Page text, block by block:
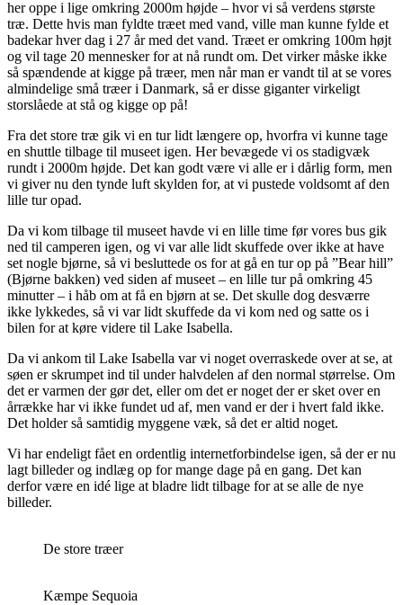
her oppe i lige omkring 2000m højde – hvor vi så verdens største
træ. Dette hvis man fyldte træet med vand, ville man kunne fylde et
badekar hver dag i 27 år med det vand. Træet er omkring 100m højt
og vil tage 20 mennesker for at nå rundt om. Det virker måske ikke
så spændende at kigge på træer, men når man er vandt til at se vores
almindelige små træer i Danmark, så er disse giganter virkeligt
storslåede at stå og kigge op på!
Fra det store træ gik vi en tur lidt længere op, hvorfra vi kunne tage
en shuttle tilbage til museet igen. Her bevægede vi os stadigvæk
rundt i 2000m højde. Det kan godt være vi alle er i dårlig form, men
vi giver nu den tynde luft skylden for, at vi pustede voldsomt af den
lille tur opad.
Da vi kom tilbage til museet havde vi en lille time før vores bus gik
ned til camperen igen, og vi var alle lidt skuffede over ikke at have
set nogle bjørne, så vi besluttede os for at gå en tur op på ”Bear hill”
(Bjørne bakken) ved siden af museet – en lille tur på omkring 45
minutter – i håb om at få en bjørn at se. Det skulle dog desværre
ikke lykkedes, så vi var lidt skuffede da vi kom ned og satte os i
bilen for at køre videre til Lake Isabella.
Da vi ankom til Lake Isabella var vi noget overraskede over at se, at
søen er skrumpet ind til under halvdelen af den normal størrelse. Om
det er varmen der gør det, eller om det er noget der er sket over en
årrække har vi ikke fundet ud af, men vand er der i hvert fald ikke.
Det holder så samtidig myggene væk, så det er altid noget.
Vi har endeligt fået en ordentlig internetforbindelse igen, så der er nu
lagt billeder og indlæg op for mange dage på en gang. Det kan
derfor være en idé lige at bladre lidt tilbage for at se alle de nye
billeder.
De store træer
Kæmpe Sequoia